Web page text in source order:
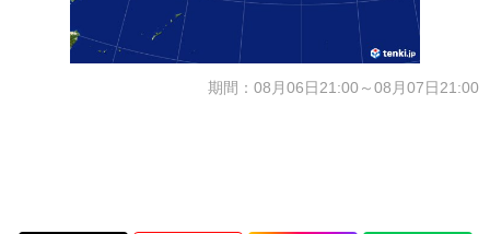
期間：08月06日21:00～08月07日21:00